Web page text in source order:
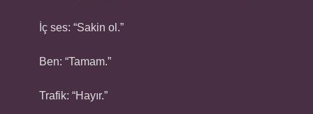
İç ses: “Sakin ol.”
Ben: “Tamam.”
Trafik: “Hayır.”